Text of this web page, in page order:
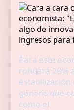
Para este
rondará 20%
estabilización
generis que
como el